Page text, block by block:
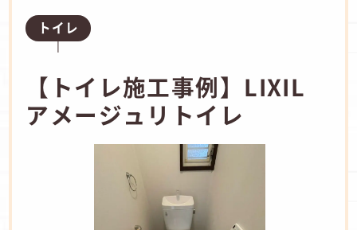
トイレ
【トイレ施工事例】LIXIL
アメージュリトイレ